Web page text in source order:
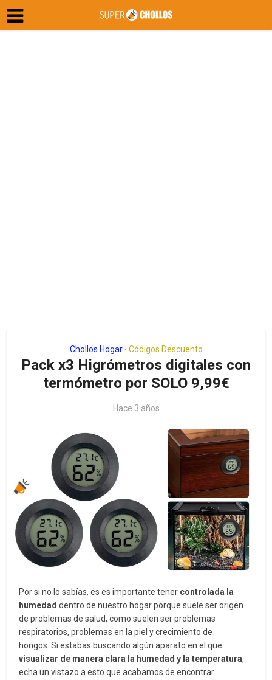
Chollos Hogar • Códigos Descuento
Pack x3 Higrómetros digitales con
termómetro por SOLO 9,99€
Hace 3 años
Por si no lo sabías, es es importante tener controlada la
humedad dentro de nuestro hogar porque suele ser origen
de problemas de salud, como suelen ser problemas
respiratorios, problemas en la piel y crecimiento de
hongos. Si estabas buscando algún aparato en el que
visualizar de manera clara la humedad y la temperatura,
echa un vistazo a esto que acabamos de encontrar.